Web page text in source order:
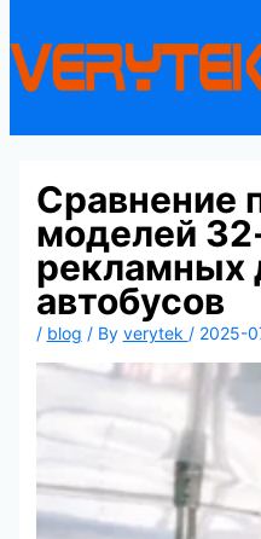
Сравнение
моделей
рекламных
автобусов
/ blog / By verytek / 2025-